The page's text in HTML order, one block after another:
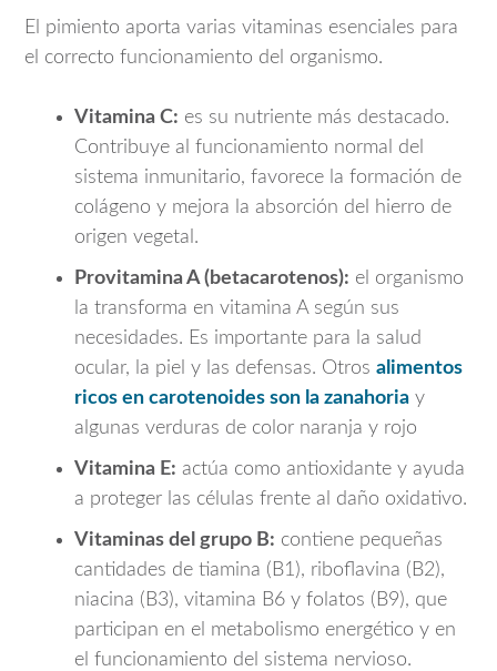
El pimiento aporta varias vitaminas esenciales para
el correcto funcionamiento del organismo.
Vitamina C: es su nutriente más destacado.
Contribuye al funcionamiento normal del
sistema inmunitario, favorece la formación de
colágeno y mejora la absorción del hierro de
origen vegetal.
Provitamina A (betacarotenos): el organismo
la transforma en vitamina A según sus
necesidades. Es importante para la salud
ocular, la piel y las defensas. Otros alimentos
ricos en carotenoides son la zanahoria y
algunas verduras de color naranja y rojo
Vitamina E: actúa como antioxidante y ayuda
a proteger las células frente al daño oxidativo.
Vitaminas del grupo B: contiene pequeñas
cantidades de tiamina (B1), riboflavina (B2),
niacina (B3), vitamina B6 y folatos (B9), que
participan en el metabolismo energético y en
el funcionamiento del sistema nervioso.